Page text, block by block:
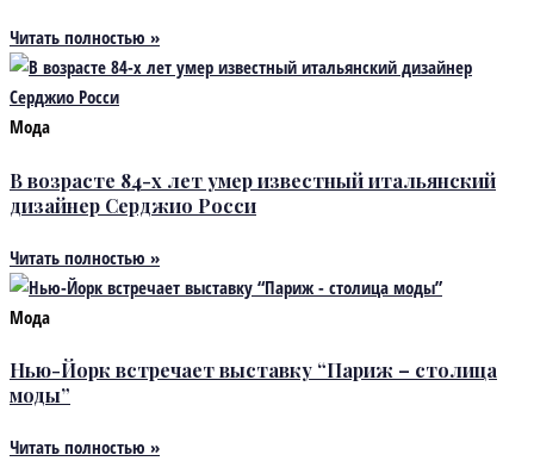
Читать полностью »
Мода
В возрасте 84-х лет умер известный итальянский
дизайнер Серджио Росси
Читать полностью »
Мода
Нью-Йорк встречает выставку “Париж – столица
моды”
Читать полностью »